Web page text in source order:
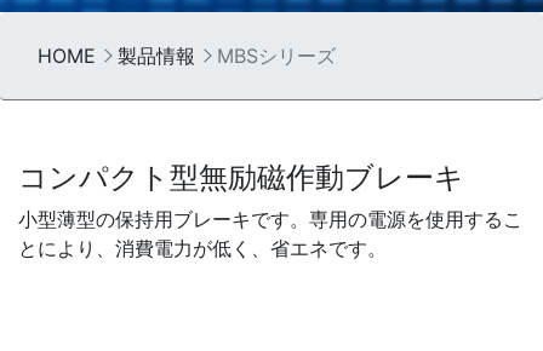
HOME 製品情報 MBSシリーズ
コンパクト型無励磁作動ブレーキ
小型薄型の保持用ブレーキです。専用の電源を使用するこ
とにより、消費電力が低く、省エネです。